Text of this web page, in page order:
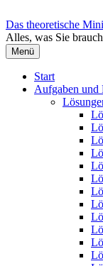
Inhalt
überspringen
Das theoretische
Alles, was Sie
Menü
Start
Aufgaben und